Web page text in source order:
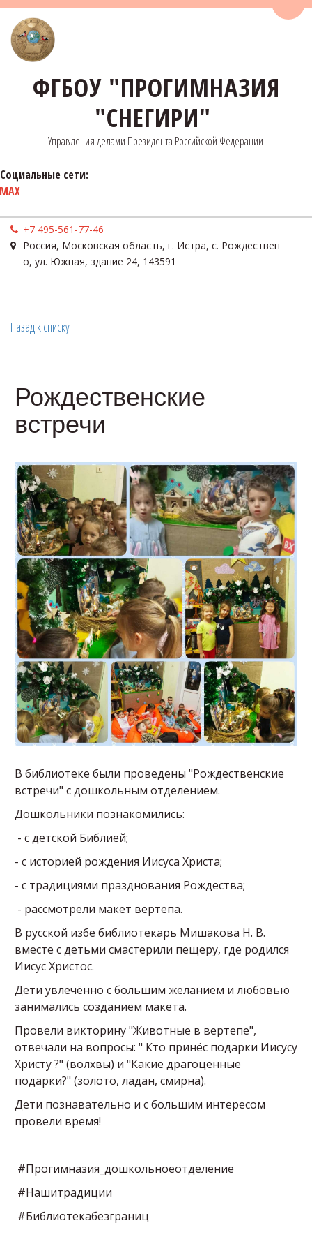
ФГБОУ "ПРОГИМНАЗИЯ
"СНЕГИРИ"
Управления делами Президента Российской Федерации
Социальные сети:
MAX
+7 495-561-77-46
Россия, Московская область, г. Истра, с. Рождествен
о, ул. Южная, здание 24, 143591
Назад к списку
Рождественские
встречи
В библиотеке были проведены "Рождественские
встречи" с дошкольным отделением.
Дошкольники познакомились:
- с детской Библией;
- с историей рождения Иисуса Христа;
- с традициями празднования Рождества;
- рассмотрели макет вертепа.
В русской избе библиотекарь Мишакова Н. В.
вместе с детьми смастерили пещеру, где родился
Иисус Христос.
Дети увлечённо с большим желанием и любовью
занимались созданием макета.
Провели викторину "Животные в вертепе",
отвечали на вопросы: " Кто принёс подарки Иисусу
Христу ?" (волхвы) и "Какие драгоценные
подарки?" (золото, ладан, смирна).
Дети познавательно и с большим интересом
провели время!
#Прогимназия_дошкольноеотделение
#Нашитрадиции
#Библиотекабезграниц